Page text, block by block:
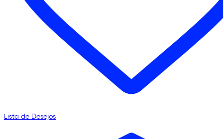
Lista de Desejos